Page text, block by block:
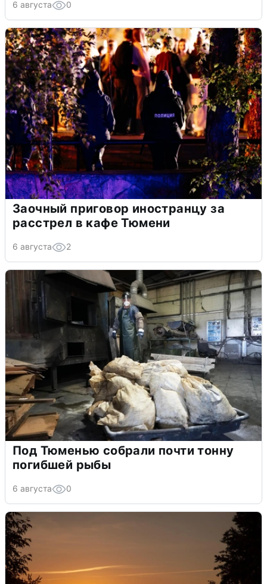
6 августа 0
Заочный приговор иностранцу за
расстрел в кафе Тюмени
6 августа 2
Под Тюменью собрали почти тонну
погибшей рыбы
6 августа 0